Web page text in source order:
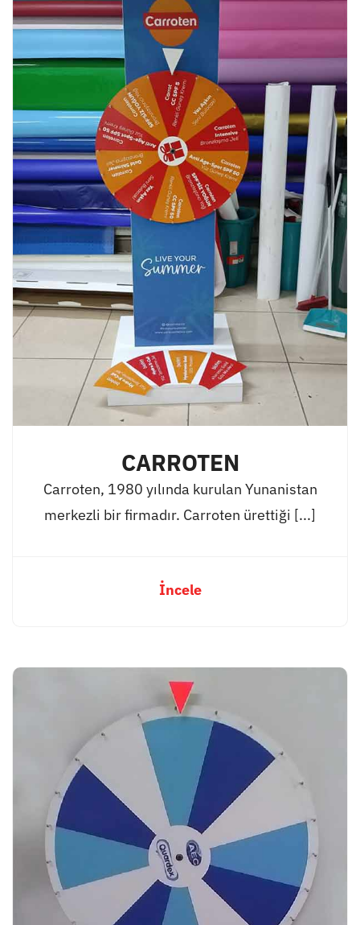
CARROTEN
Carroten, 1980 yılında kurulan Yunanistan
merkezli bir firmadır. Carroten ürettiği [...]
İncele